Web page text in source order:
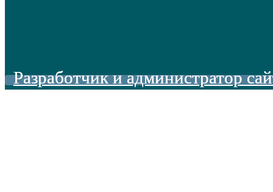
Разработчик и администратор